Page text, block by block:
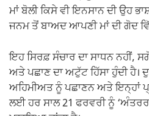
ਮਾਂ ਬੋਲੀ ਕਿਸੇ ਵੀ ਇਨਸਾਨ ਦੀ ਉਹ
ਜਨਮ ਤੋਂ ਬਾਅਦ ਆਪਣੀ ਮਾਂ ਦੀ ਗੋਦ
ਇਹ ਸਿਰਫ਼ ਸੰਚਾਰ ਦਾ ਸਾਧਨ ਨਹੀਂ,
ਅਤੇ ਪਛਾਣ ਦਾ ਅਟੁੱਟ ਹਿੱਸਾ ਹੁੰਦੀ ਹੈ।
ਅਹਿਮੀਅਤ ਨੂੰ ਪਛਾਣਨ ਅਤੇ ਇਨ੍ਹਾਂ
ਲਈ ਹਰ ਸਾਲ 21 ਫਰਵਰੀ ਨੂੰ